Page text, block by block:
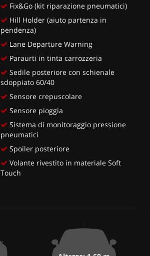
Fix&Go (kit riparazione pneumatici)
Hill Holder (aiuto partenza in
pendenza)
Lane Departure Warning
Paraurti in tinta carrozzeria
Sedile posteriore con schienale
sdoppiato 60/40
Sensore crepuscolare
Sensore pioggia
Sistema di monitoraggio pressione
pneumatici
Spoiler posteriore
Volante rivestito in materiale Soft
Touch